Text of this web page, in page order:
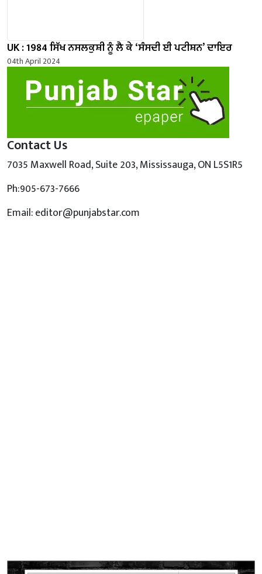
UK : 1984 ਸਿੱਖ ਨਸਲਕੁਸ਼ੀ ਨੂੰ ਲੈ ਕੇ ‘ਸੰਸਦੀ ਈ ਪਟੀਸ਼ਨ’ ਦਾਇਰ
04th April 2024
Contact Us
7035 Maxwell Road, Suite 203, Mississauga, ON L5S1R5
Ph:905-673-7666
Email: editor@punjabstar.com